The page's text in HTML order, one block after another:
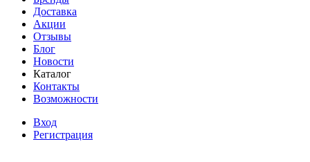
Доставка
Акции
Отзывы
Блог
Новости
Каталог
Контакты
Возможности
Вход
Регистрация